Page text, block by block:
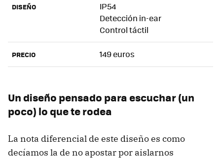
DISEÑO
IP54
Detección in-ear
Control táctil
PRECIO 149 euros
Un diseño pensado para escuchar (un
poco) lo que te rodea
La nota diferencial de este diseño es como
decíamos la de no apostar por aislarnos